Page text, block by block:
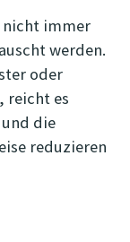
nicht immer
werden.
oder
reicht es
die
reduzieren